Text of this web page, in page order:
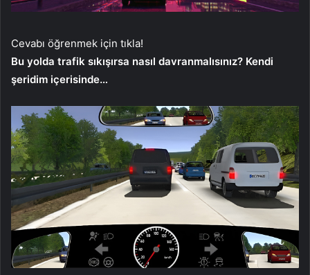
Cevabı öğrenmek için tıkla!
Bu yolda trafik sıkışırsa nasıl davranmalısınız? Kendi
şeridim içerisinde…